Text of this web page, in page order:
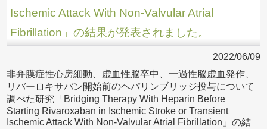
Ischemic Attack With Non-Valvular Atrial
Fibrillation」の結果が発表されました。
2022/06/09
非弁膜症性心房細動、虚血性脳卒中、一過性脳虚血発作、
リバーロキサバン開始前のヘパリンブリッジ投与について
調べた研究「Bridging Therapy With Heparin Before
Starting Rivaroxaban in Ischemic Stroke or Transient
Ischemic Attack With Non-Valvular Atrial Fibrillation」の結